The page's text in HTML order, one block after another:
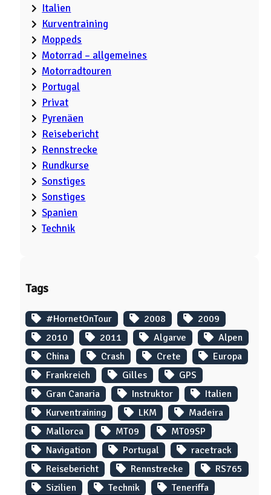
Italien
Kurventraining
Moppeds
Motorrad – allgemeines
Motorradtouren
Portugal
Privat
Pyrenäen
Reisebericht
Rennstrecke
Rundkurse
Sonstiges
Sonstiges
Spanien
Technik
Tags
#HornetOnTour 2008
2009
2010
2011 Algarve
Alpen
China
Crash Crete
Europa
Frankreich
Gilles
GPS
Gran Canaria
Instruktor
Italien
Kurventraining
LKM
Madeira
Mallorca
MT09
MT09SP
Navigation
Portugal
racetrack
Reisebericht
Rennstrecke
RS765
Sizilien
Technik
Teneriffa